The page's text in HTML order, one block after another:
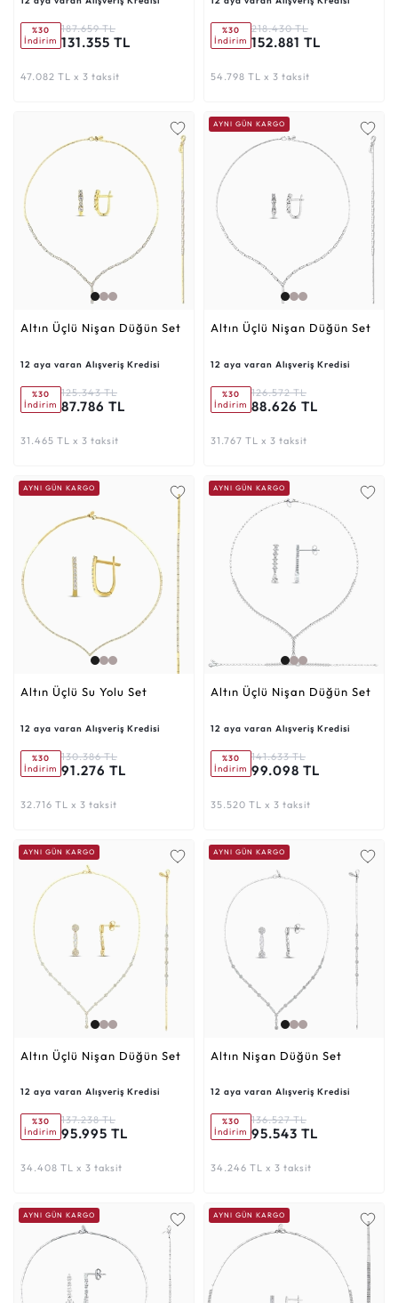
%30
İndirim
187.659 TL
131.355 TL
47.082 TL x 3 taksit
%30
İndirim
218.430 TL
152.881 TL
54.798 TL x 3 taksit
Altın Üçlü Nişan Düğün Set
12 aya varan Alışveriş Kredisi
%30
İndirim
125.343 TL
87.786 TL
31.465 TL x 3 taksit
AYNI GÜN KARGO
Altın Üçlü Nişan Düğün Set
12 aya varan Alışveriş Kredisi
%30
İndirim
126.572 TL
88.626 TL
31.767 TL x 3 taksit
AYNI GÜN KARGO
Altın Üçlü Su Yolu Set
12 aya varan Alışveriş Kredisi
%30
İndirim
130.386 TL
91.276 TL
32.716 TL x 3 taksit
AYNI GÜN KARGO
Altın Üçlü Nişan Düğün Set
12 aya varan Alışveriş Kredisi
%30
İndirim
141.633 TL
99.098 TL
35.520 TL x 3 taksit
AYNI GÜN KARGO
Altın Üçlü Nişan Düğün Set
12 aya varan Alışveriş Kredisi
%30
İndirim
137.238 TL
95.995 TL
34.408 TL x 3 taksit
AYNI GÜN KARGO
Altın Nişan Düğün Set
12 aya varan Alışveriş Kredisi
%30
İndirim
136.527 TL
95.543 TL
34.246 TL x 3 taksit
AYNI GÜN KARGO AYNI GÜN KARGO